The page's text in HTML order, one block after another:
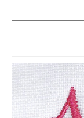
お買い物ガイド
International